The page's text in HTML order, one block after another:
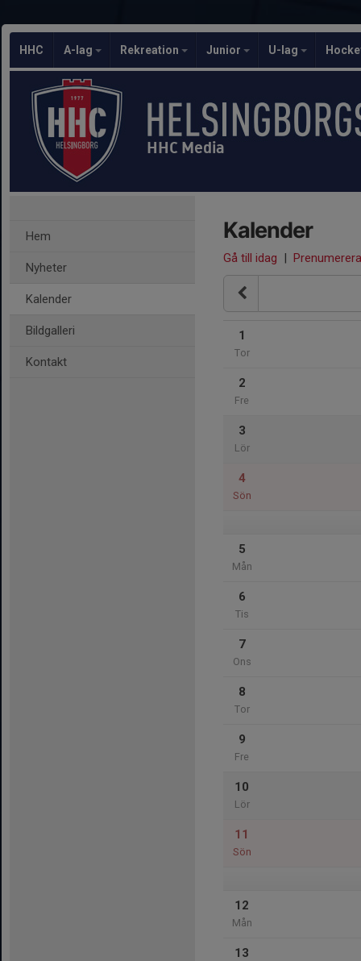
HHC A-lag Rekreation Junior U-lag
HHC Media
Hem
Nyheter
Kalender
Bildgalleri
Kontakt
Kalender
Gå till idag | Prenumerera
1
Tor
2
Fre
3
Lör
4
Sön
5
Mån
6
Tis
7
Ons
8
Tor
9
Fre
10
Lör
11
Sön
12
Mån
13